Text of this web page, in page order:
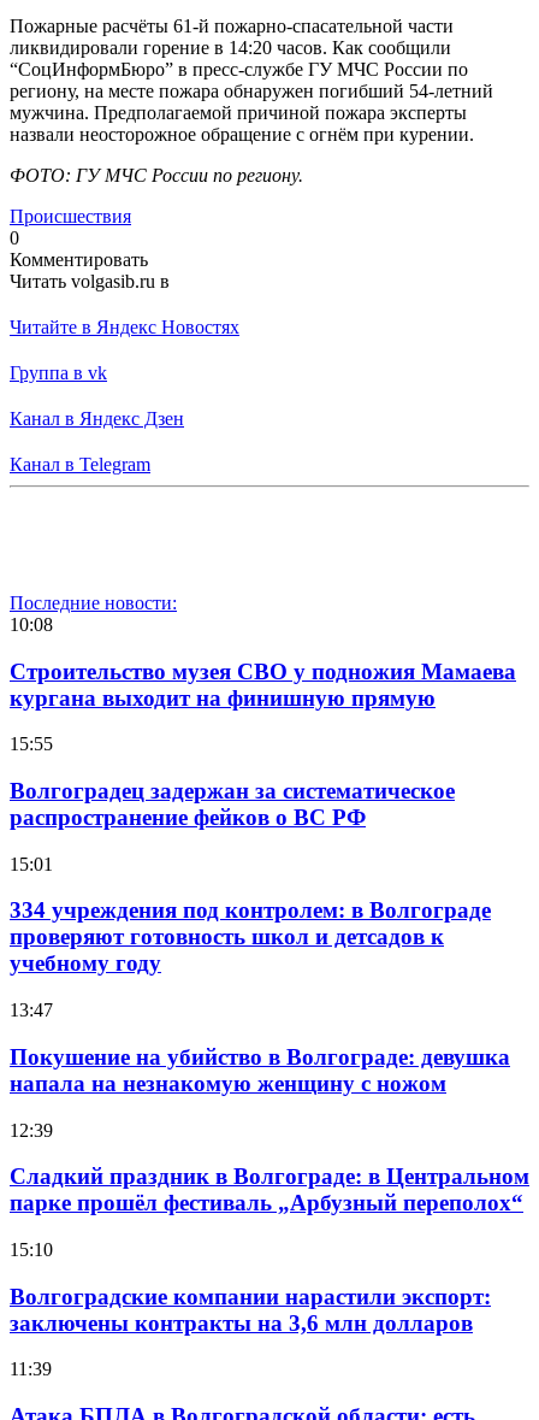
Пожарные расчёты 61-й пожарно-спасательной части
ликвидировали горение в 14:20 часов. Как сообщили
“СоцИнформБюро” в пресс-службе ГУ МЧС России по
региону, на месте пожара обнаружен погибший 54-летний
мужчина. Предполагаемой причиной пожара эксперты
назвали неосторожное обращение с огнём при курении.
ФОТО: ГУ МЧС России по региону.
Происшествия
0
Комментировать
Читать volgasib.ru в
Читайте в Яндекс Новостях
Группа в vk
Канал в Яндекс Дзен
Канал в Telegram
Последние новости:
10:08
Строительство музея СВО у подножия Мамаева
кургана выходит на финишную прямую
15:55
Волгоградец задержан за систематическое
распространение фейков о ВС РФ
15:01
334 учреждения под контролем: в Волгограде
проверяют готовность школ и детсадов к
учебному году
13:47
Покушение на убийство в Волгограде: девушка
напала на незнакомую женщину с ножом
12:39
Сладкий праздник в Волгограде: в Центральном
парке прошёл фестиваль „Арбузный переполох“
15:10
Волгоградские компании нарастили экспорт:
заключены контракты на 3,6 млн долларов
11:39